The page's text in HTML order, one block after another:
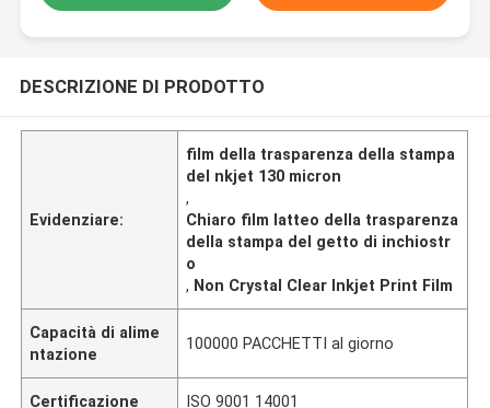
DESCRIZIONE DI PRODOTTO
Evidenziare:
film della trasparenza della stampa
del nkjet 130 micron
,
Chiaro film latteo della trasparenza
della stampa del getto di inchiostr
o
, Non Crystal Clear Inkjet Print Film
Capacità di alime
ntazione
100000 PACCHETTI al giorno
Certificazione ISO 9001 14001